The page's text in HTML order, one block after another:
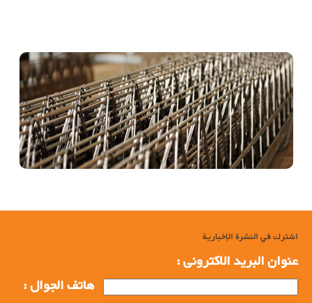
اشترك في النشرة الإخبارية
عنوان البرید الاکترونی :
هاتف الجوال :